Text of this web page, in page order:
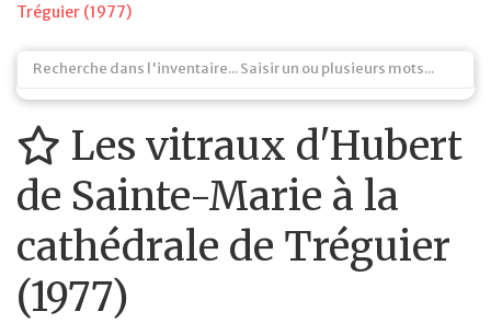
Tréguier (1977)
Les vitraux d'Hubert
de Sainte-Marie à la
cathédrale de Tréguier
(1977)